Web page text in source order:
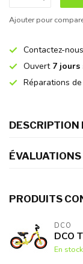
Ajouter pour
Contactez-
Ouvert 7 jours
Réparations
DESCRIPTION
ÉVALUATIONS
PRODUITS
DCO
DCO
En stock